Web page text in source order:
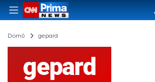
Domů gepard
gepard